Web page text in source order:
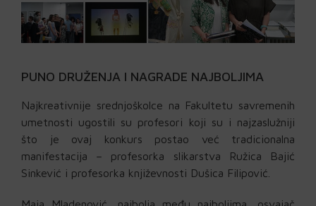
PUNO DRUŽENJA I NAGRADE NAJBOLJIMA
Najkreativnije srednjoškolce na Fakultetu savremenih
umetnosti ugostili su profesori koji su i najzaslužniji
što je ovaj konkurs postao već tradicionalna
manifestacija – profesorka slikarstva Ružica Bajić
Sinkević i profesorka književnosti Dušica Filipović.